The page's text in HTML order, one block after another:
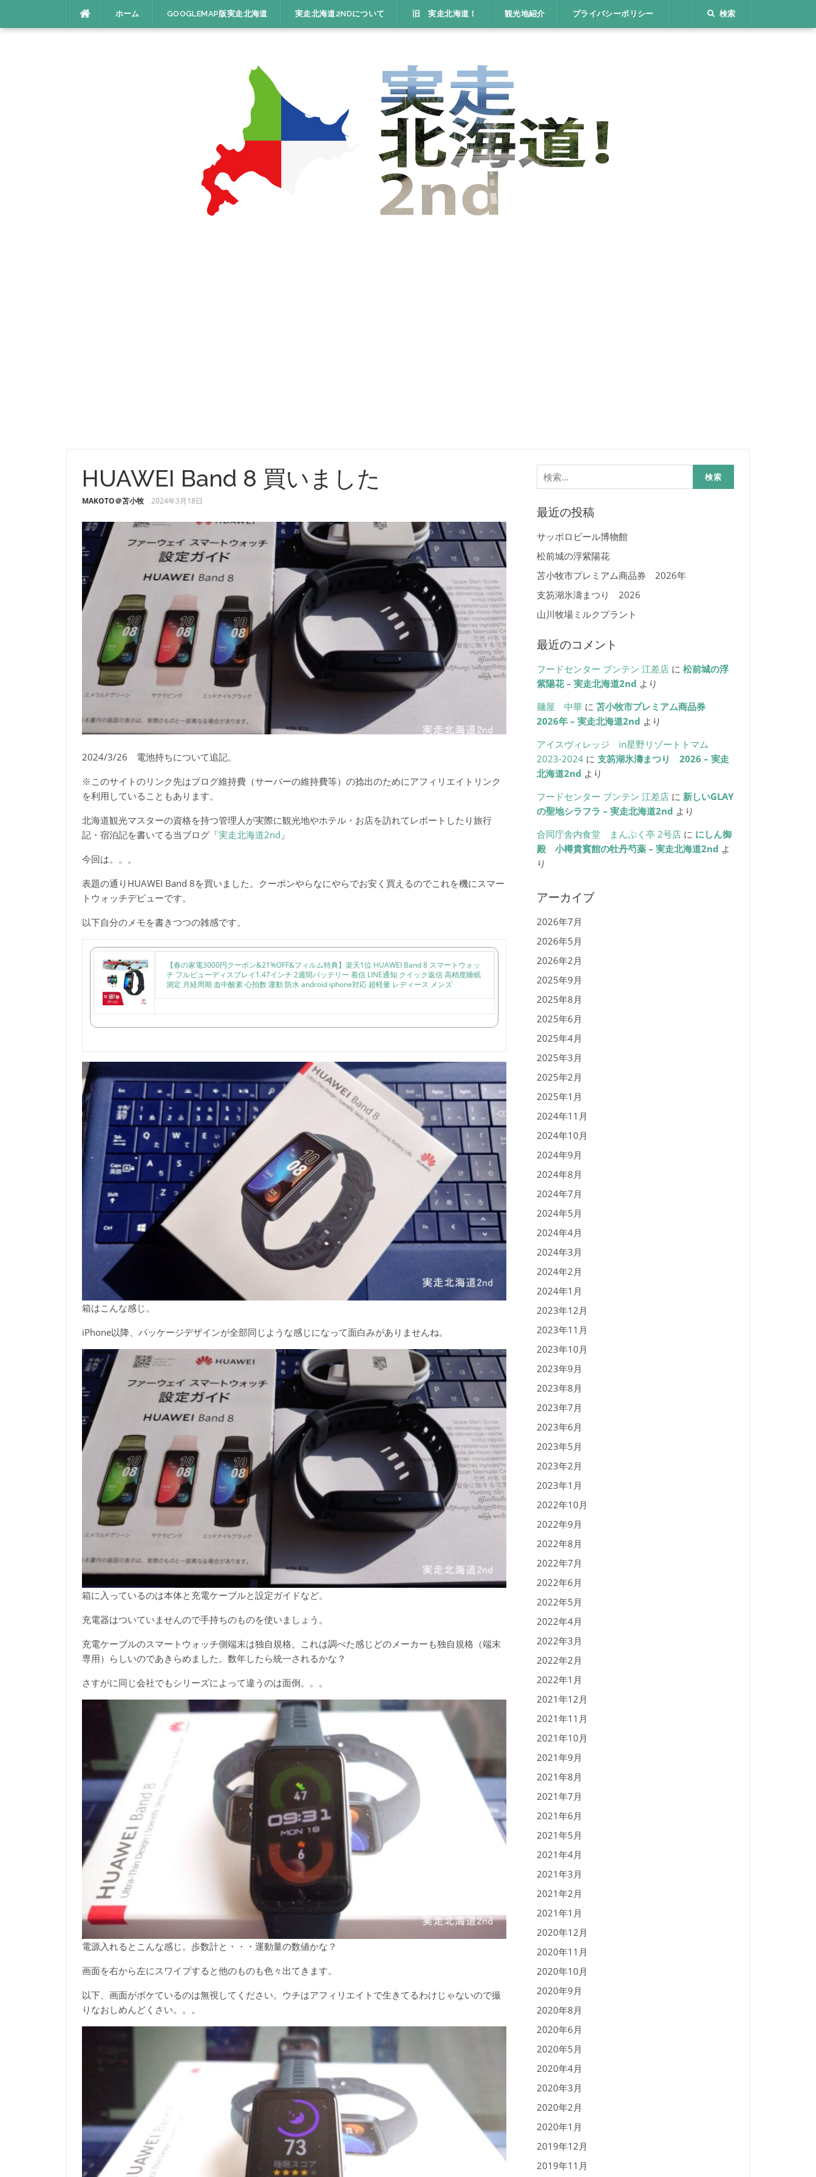
ホーム GOOGLEMAP版実走北海道 実走北海道2NDについて 旧 実走北海道！ 観光地紹介 プライバシーポリシー 検索
HUAWEI Band 8 買いました
MAKOTO＠苫小牧 2024年3月18日
2024/3/26 電池持ちについて追記。
※このサイトのリンク先はブログ維持費（サーバーの維持費等）の捻出のためにアフィリエイトリンク
を利用していることもあります。
北海道観光マスターの資格を持つ管理人が実際に観光地やホテル・お店を訪れてレポートしたり旅行
記・宿泊記を書いてる当ブログ「実走北海道2nd 」
今回は。。。
表題の通りHUAWEI Band 8を買いました。クーポンやらなにやらでお安く買えるのでこれを機にスマー
トウォッチデビューです。
以下自分のメモを書きつつの雑感です。
【春の家電3000円クーポン&21%OFF&フィルム特典】楽天1位 HUAWEI Band 8 スマートウォッ
チ フルビューディスプレイ1.47インチ 2週間バッテリー 着信 LINE通知 クイック返信 高精度睡眠
測定 月経周期 血中酸素 心拍数 運動 防水 android iphone対応 超軽量 レディース メンズ
箱はこんな感じ。
iPhone以降、パッケージデザインが全部同じような感じになって面白みがありませんね。
箱に入っているのは本体と充電ケーブルと設定ガイドなど。
充電器はついていませんので手持ちのものを使いましょう。
充電ケーブルのスマートウォッチ側端末は独自規格。これは調べた感じどのメーカーも独自規格（端末
専用）らしいのであきらめました。数年したら統一されるかな？
さすがに同じ会社でもシリーズによって違うのは面倒。。。
電源入れるとこんな感じ。歩数計と・・・運動量の数値かな？
画面を右から左にスワイプすると他のものも色々出てきます。
以下、画面がボケているのは無視してください。ウチはアフィリエイトで生きてるわけじゃないので撮
りなおしめんどくさい。。。
検
索:
最近の投稿
サッポロビール博物館
松前城の浮紫陽花
苫小牧市プレミアム商品券 2026年
支笏湖氷濤まつり 2026
山川牧場ミルクプラント
最近のコメント
フードセンター ブンテン 江差店に 松前城の浮
紫陽花 – 実走北海道2nd より
麺屋 中華に 苫小牧市プレミアム商品券
2026年 – 実走北海道2nd より
アイスヴィレッジ in星野リゾートトマム
2023-2024に 支笏湖氷濤まつり 2026 – 実走
北海道2nd より
フードセンター ブンテン 江差店に 新しいGLAY
の聖地シラフラ – 実走北海道2nd より
合同庁舎内食堂 まんぷく亭 2号店に にしん御
殿 小樽貴賓館の牡丹芍薬 – 実走北海道2nd よ
り
アーカイブ
2026年7月
2026年5月
2026年2月
2025年9月
2025年8月
2025年6月
2025年4月
2025年3月
2025年2月
2025年1月
2024年11月
2024年10月
2024年9月
2024年8月
2024年7月
2024年5月
2024年4月
2024年3月
2024年2月
2024年1月
2023年12月
2023年11月
2023年10月
2023年9月
2023年8月
2023年7月
2023年6月
2023年5月
2023年2月
2023年1月
2022年10月
2022年9月
2022年8月
2022年7月
2022年6月
2022年5月
2022年4月
2022年3月
2022年2月
2022年1月
2021年12月
2021年11月
2021年10月
2021年9月
2021年8月
2021年7月
2021年6月
2021年5月
2021年4月
2021年3月
2021年2月
2021年1月
2020年12月
2020年11月
2020年10月
2020年9月
2020年8月
2020年6月
2020年5月
2020年4月
2020年3月
2020年2月
2020年1月
2019年12月
2019年11月